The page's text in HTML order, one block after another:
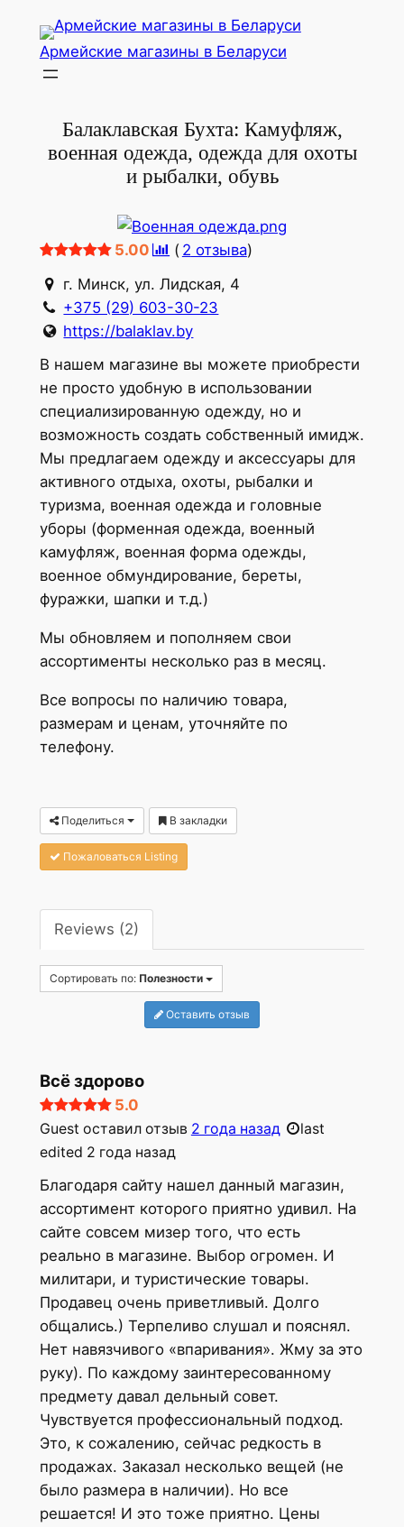
Перейти
содержимому
Армейские магазины в Беларуси
Балаклавская Бухта: Камуфляж,
военная одежда, одежда для охоты
и рыбалки, обувь
5.00 ( 2 отзыва)
г. Минск, ул. Лидская, 4
+375 (29) 603-30-23
https://balaklav.by
В нашем магазине вы можете приобрести
не просто удобную в использовании
специализированную одежду, но и
возможность создать собственный имидж.
Мы предлагаем одежду и аксессуары для
активного отдыха, охоты, рыбалки и
туризма, военная одежда и головные
уборы (форменная одежда, военный
камуфляж, военная форма одежды,
военное обмундирование, береты,
фуражки, шапки и т.д.)
Мы обновляем и пополняем свои
ассортименты несколько раз в месяц.
Все вопросы по наличию товара,
размерам и ценам, уточняйте по
телефону.
Поделиться В закладки
Пожаловаться Listing
Reviews (2)
Сортировать по: Полезности
Оставить отзыв
Всё здорово
5.0
Guest оставил отзыв 2 года назад
last
edited 2 года назад
Благодаря сайту нашел данный магазин,
ассортимент которого приятно удивил. На
сайте совсем мизер того, что есть
реально в магазине. Выбор огромен. И
милитари, и туристические товары.
Продавец очень приветливый. Долго
общались.) Терпеливо слушал и пояснял.
Нет навязчивого «впаривания». Жму за это
руку). По каждому заинтересованному
предмету давал дельный совет.
Чувствуется профессиональный подход.
Это, к сожалению, сейчас редкость в
продажах. Заказал несколько вещей (не
было размера в наличии). Но все
решается! И это тоже приятно. Цены